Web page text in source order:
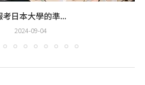
考日本大學的準...
2024-09-04